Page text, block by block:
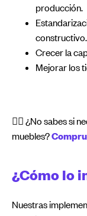
producción.
constructivo.
Crecer la
Mejorar los
👉🏻 ¿No sabes si
muebles?
¿Cómo lo
Nuestras